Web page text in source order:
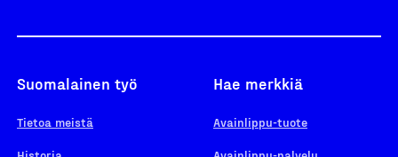
Suomalainen työ
Tietoa meistä
Hae merkkiä
Avainlippu-tuote